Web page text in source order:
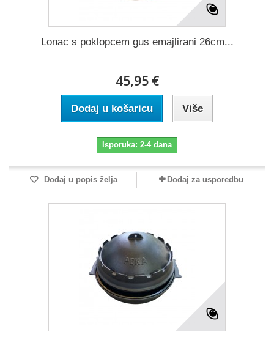
Lonac s poklopcem gus emajlirani 26cm...
45,95 €
Dodaj u košaricu Više
Isporuka: 2-4 dana
Dodaj u popis želja Dodaj za usporedbu